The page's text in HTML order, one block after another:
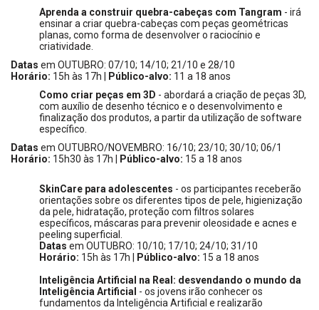
Aprenda a construir quebra-cabeças com Tangram - irá
ensinar a criar quebra-cabeças com peças geométricas
planas, como forma de desenvolver o raciocínio e
criatividade.
Datas em OUTUBRO: 07/10; 14/10; 21/10 e 28/10
Horário: 15h às 17h | Público-alvo: 11 a 18 anos
Como criar peças em 3D - abordará a criação de peças 3D,
com auxílio de desenho técnico e o desenvolvimento e
finalização dos produtos, a partir da utilização de software
específico.
Datas em OUTUBRO/NOVEMBRO: 16/10; 23/10; 30/10; 06/1
Horário: 15h30 às 17h | Público-alvo: 15 a 18 anos
SkinCare para adolescentes - os participantes receberão
orientações sobre os diferentes tipos de pele, higienização
da pele, hidratação, proteção com filtros solares
específicos, máscaras para prevenir oleosidade e acnes e
peeling superficial.
Datas em OUTUBRO: 10/10; 17/10; 24/10; 31/10
Horário: 15h às 17h | Público-alvo: 15 a 18 anos
Inteligência Artificial na Real: desvendando o mundo da
Inteligência Artificial - os jovens irão conhecer os
fundamentos da Inteligência Artificial e realizarão